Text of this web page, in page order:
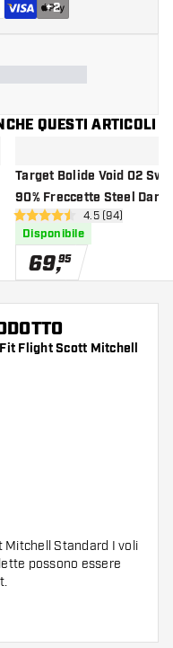
+2
QUESTI ARTICOLI
alla lista dei desideri
Target Bolide Void 02
90% Freccette Steel Darts
apri pannello
4.5 stelle di valutazione
4.5 (94)
Disponibile
69,95
Flight Scott Mitchell
Mitchell Standard I voli
possono essere